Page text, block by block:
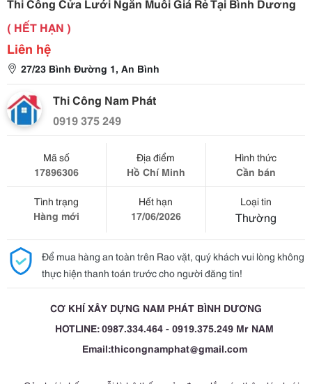
( HẾT HẠN )
Liên hệ
27/23 Bình Đường 1, An Bình
Thi Công Nam Phát
0919 375 249
Mã số
17896306
Địa điểm
Hồ Chí Minh
Hình thức
Cần bán
Tình trạng
Hàng mới
Hết hạn
17/06/2026
Loại tin
Thường
Để mua hàng an toàn trên Rao vặt, quý khách vui lòng không
thực hiện thanh toán trước cho người đăng tin!
CƠ KHÍ XÂY DỰNG NAM PHÁT BÌNH DƯƠNG
HOTLINE: 0987.334.464 - 0919.375.249 Mr NAM
Email:thicongnamphat@gmail.com